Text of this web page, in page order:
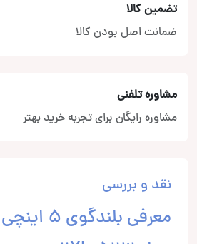
تضمین کالا
ضمانت اصل بودن کالا
مشاوره تلفنی
مشاوره رایگان برای تجربه خرید بهتر
نقد و بررسی
معرفی